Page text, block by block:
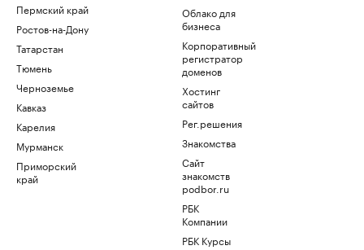
Пермский край
Ростов-на-Дону
Татарстан
Тюмень
Черноземье
Кавказ
Карелия
Мурманск
Приморский
край
Облако для
бизнеса
Корпоративный
регистратор
доменов
Хостинг
сайтов
Рег.решения
Знакомства
Сайт
знакомств
podbor.ru
РБК
Компании
РБК Курсы